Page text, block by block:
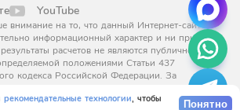
рекомендательные технологии, чтобы
Понятно
YouTube
внимание на то, что данный Интернет-сайт
информационный характер и ни при
расчетов не являются публичной
положениями Статьи 437
кодекса Российской Федерации. За
расчетом обращайтесь к нашим менеджерам.